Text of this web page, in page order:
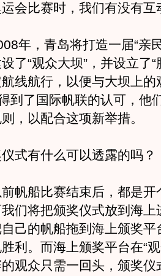
会比赛时，我们有没有互
，青岛将打造一届“亲
了“观众大坝”，并设立了“
线航行，以便与大坝上的
到了国际帆联的认可，他
，以配合这项新举措。
有什么可以透露的吗？
船比赛结束后，都是开
们将把颁奖仪式放到海上
己的帆船拖到海上颁奖平
利。而海上颁奖平台在“
观众只需一回头，颁奖仪